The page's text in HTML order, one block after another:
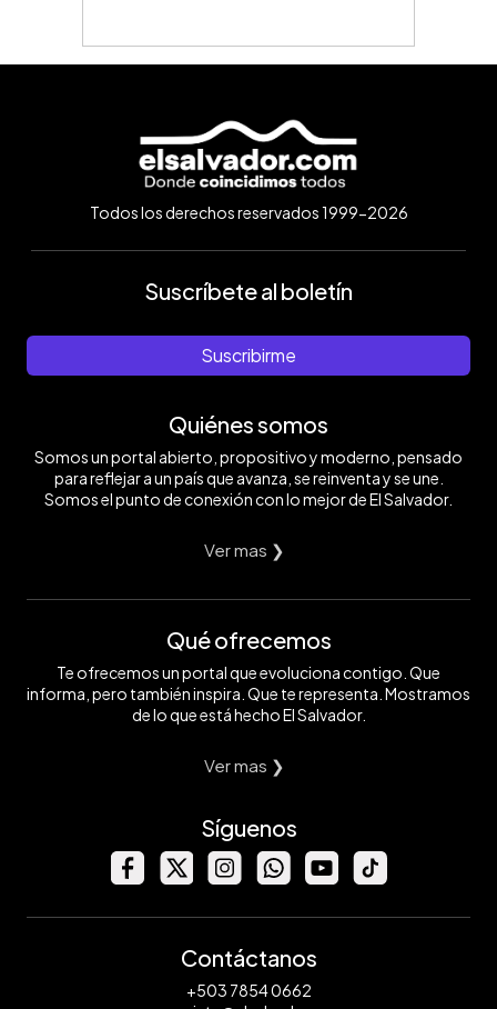
Todos los derechos reservados 1999-2026
Suscríbete al boletín
Suscribirme
Quiénes somos
Somos un portal abierto, propositivo y moderno, pensado
para reflejar a un país que avanza, se reinventa y se une.
Somos el punto de conexión con lo mejor de El Salvador.
Ver mas ❯
Qué ofrecemos
Te ofrecemos un portal que evoluciona contigo. Que
informa, pero también inspira. Que te representa. Mostramos
de lo que está hecho El Salvador.
Ver mas ❯
Síguenos
Contáctanos
+503 7854 0662